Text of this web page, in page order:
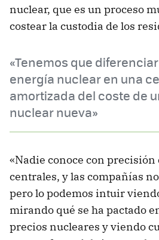
nuclear, que es un proceso
costear la custodia de los
«Tenemos que
energía nuclear en una
amortizada del coste de
nuclear nueva»
«Nadie conoce con precisión
centrales, y las compañías
pero lo podemos intuir
mirando qué se ha pactado
precios nucleares y viendo